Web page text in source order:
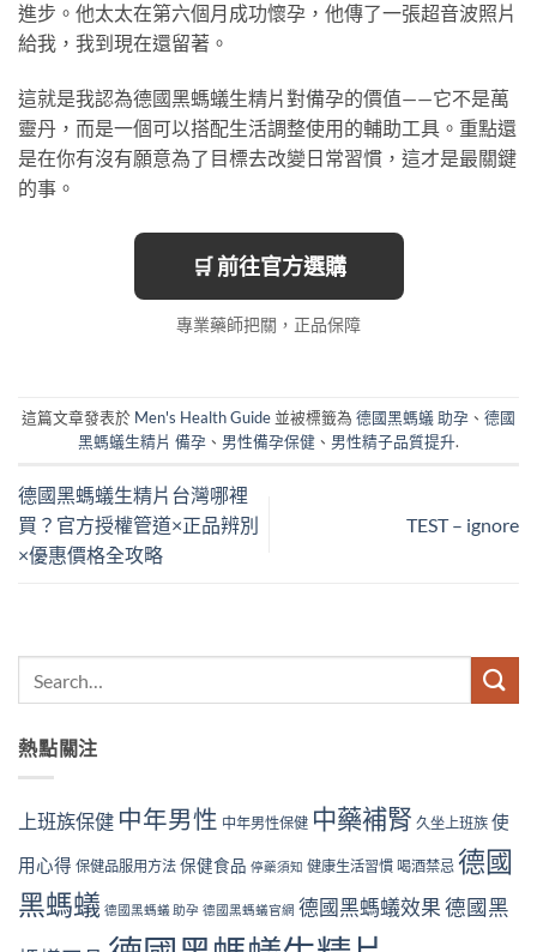
進步。他太太在第六個月成功懷孕，他傳了一張超音波照片
給我，我到現在還留著。
這就是我認為德國黑螞蟻生精片對備孕的價值——它不是萬
靈丹，而是一個可以搭配生活調整使用的輔助工具。重點還
是在你有沒有願意為了目標去改變日常習慣，這才是最關鍵
的事。
🛒 前往官方選購
專業藥師把關，正品保障
這篇文章發表於 Men's Health Guide 並被標籤為 德國黑螞蟻 助孕 、 德國
黑螞蟻生精片 備孕 、 男性備孕保健 、 男性精子品質提升.
德國黑螞蟻生精片台灣哪裡
買？官方授權管道×正品辨別
×優惠價格全攻略
TEST – ignore
熱點關注
上班族保健 中年男性 中年男性保健 中藥補腎 久坐上班族 使
用心得 保健品服用方法 保健食品 停藥須知 健康生活習慣 喝酒禁忌 德國
黑螞蟻 德國黑螞蟻 助孕 德國黑螞蟻官網 德國黑螞蟻效果德國黑